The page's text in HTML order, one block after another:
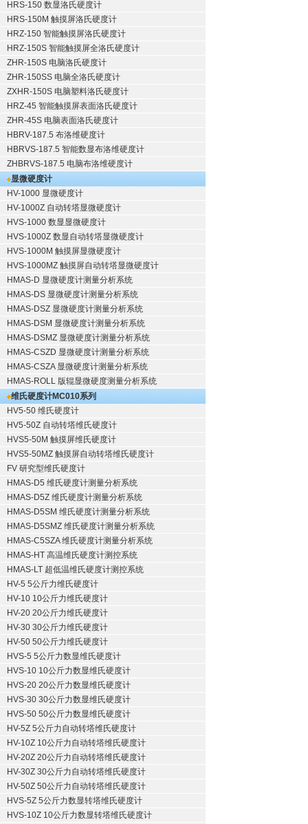
HRS-150 数显洛氏硬度计
HRS-150M 触摸屏洛氏硬度计
HRZ-150 智能触摸屏洛氏硬度计
HRZ-150S 智能触摸屏全洛氏硬度计
ZHR-150S 电脑洛氏硬度计
ZHR-150SS 电脑全洛氏硬度计
ZXHR-150S 电脑塑料洛氏硬度计
HRZ-45 智能触摸屏表面洛氏硬度计
ZHR-45S 电脑表面洛氏硬度计
HBRV-187.5 布洛维硬度计
HBRVS-187.5 智能数显布洛维硬度计
ZHBRVS-187.5 电脑布洛维硬度计
显微硬度计
HV-1000 显微硬度计
HV-1000Z 自动转塔显微硬度计
HVS-1000 数显显微硬度计
HVS-1000Z 数显自动转塔显微硬度计
HVS-1000M 触摸屏显微硬度计
HVS-1000MZ 触摸屏自动转塔显微硬度计
HMAS-D 显微硬度计测量分析系统
HMAS-DS 显微硬度计测量分析系统
HMAS-DSZ 显微硬度计测量分析系统
HMAS-DSM 显微硬度计测量分析系统
HMAS-DSMZ 显微硬度计测量分析系统
HMAS-CSZD 显微硬度计测量分析系统
HMAS-CSZA 显微硬度计测量分析系统
HMAS-ROLL 版辊显微硬度测量分析系统
维氏硬度计MC010系列
HV5-50 维氏硬度计
HV5-50Z 自动转塔维氏硬度计
HVS5-50M 触摸屏维氏硬度计
HVS5-50MZ 触摸屏自动转塔维氏硬度计
FV 研究型维氏硬度计
HMAS-D5 维氏硬度计测量分析系统
HMAS-D5Z 维氏硬度计测量分析系统
HMAS-D5SM 维氏硬度计测量分析系统
HMAS-D5SMZ 维氏硬度计测量分析系统
HMAS-C5SZA 维氏硬度计测量分析系统
HMAS-HT 高温维氏硬度计测控系统
HMAS-LT 超低温维氏硬度计测控系统
HV-5 5公斤力维氏硬度计
HV-10 10公斤力维氏硬度计
HV-20 20公斤力维氏硬度计
HV-30 30公斤力维氏硬度计
HV-50 50公斤力维氏硬度计
HVS-5 5公斤力数显维氏硬度计
HVS-10 10公斤力数显维氏硬度计
HVS-20 20公斤力数显维氏硬度计
HVS-30 30公斤力数显维氏硬度计
HVS-50 50公斤力数显维氏硬度计
HV-5Z 5公斤力自动转塔维氏硬度计
HV-10Z 10公斤力自动转塔维氏硬度计
HV-20Z 20公斤力自动转塔维氏硬度计
HV-30Z 30公斤力自动转塔维氏硬度计
HV-50Z 50公斤力自动转塔维氏硬度计
HVS-5Z 5公斤力数显转塔维氏硬度计
HVS-10Z 10公斤力数显转塔维氏硬度计